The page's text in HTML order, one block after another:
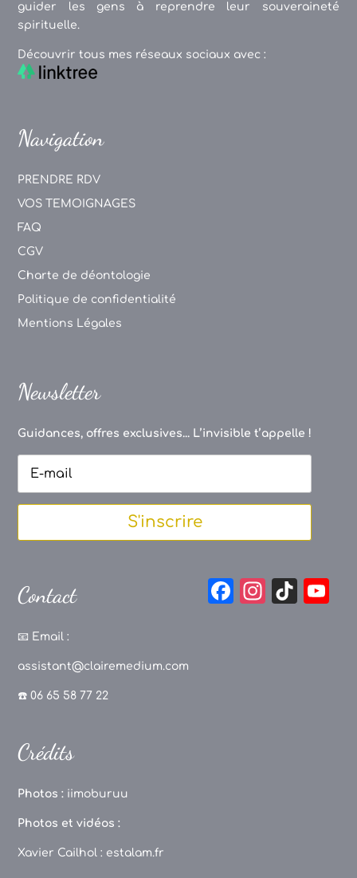
guider les gens à reprendre leur souveraineté
spirituelle.
Découvrir tous mes réseaux sociaux avec :
Navigation
PRENDRE RDV
VOS TEMOIGNAGES
FAQ
CGV
Charte de déontologie
Politique de confidentialité
Mentions Légales
Newsletter
Guidances, offres exclusives... L’invisible t’appelle !
S'inscrire
Contact
📧 Email :
assistant@clairemedium.com
☎️ 06 65 58 77 22
F
In
Ti
Crédits
Photos : iimoburuu
Photos et vidéos :
Xavier Cailhol : estalam.fr